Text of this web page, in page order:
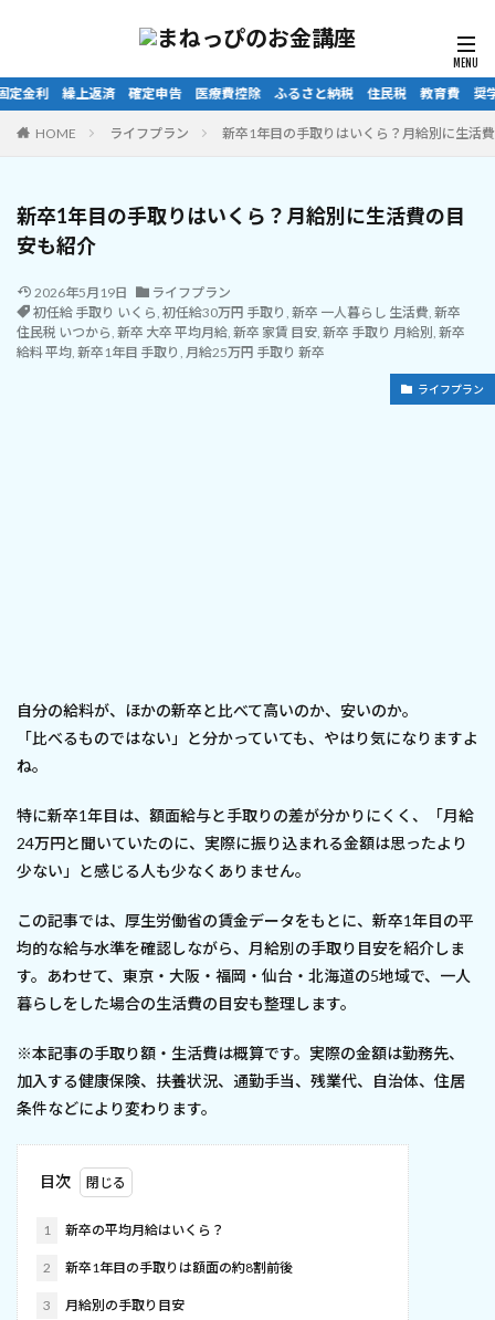
さと納税 住民税 教育費 奨学金 相続
HOME ライフプラン 新卒1年目の手取りはいくら？月給別に生活
新卒1年目の手取りはいくら？月給別に生活費の目
安も紹介
2026年5月19日
ライフプラン
初任給 手取り いくら, 初任給30万円 手取り , 新卒 一人暮らし 生活費, 新卒
住民税 いつから, 新卒 大卒 平均月給, 新卒 家賃 目安, 新卒 手取り 月給別 , 新卒
給料 平均, 新卒1年目 手取り , 月給25万円 手取り 新卒
ライフプラン
自分の給料が、ほかの新卒と比べて高いのか、安いのか。
「比べるものではない」と分かっていても、やはり気になりますよ
ね。
特に新卒1年目は、額面給与と手取りの差が分かりにくく、「月給
24万円と聞いていたのに、実際に振り込まれる金額は思ったより
少ない」と感じる人も少なくありません。
この記事では、厚生労働省の賃金データをもとに、新卒1年目の平
均的な給与水準を確認しながら、月給別の手取り目安を紹介しま
す。あわせて、東京・大阪・福岡・仙台・北海道の5地域で、一人
暮らしをした場合の生活費の目安も整理します。
※本記事の手取り額・生活費は概算です。実際の金額は勤務先、
加入する健康保険、扶養状況、通勤手当、残業代、自治体、住居
条件などにより変わります。
目次
1 新卒の平均月給はいくら？
2 新卒1年目の手取りは額面の約8割前後
3 月給別の手取り目安